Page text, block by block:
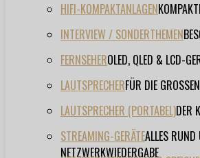
HIFI-KOMPAKTANLAGEN
INTERVIEW / SONDERTHEMEN
FERNSEHEROLED, QLED & LCD-
LAUTSPRECHERFÜR DIE
LAUTSPRECHER (PORTABEL)DER
STREAMING-GERÄTEALLES RUND
NETZWERKWIEDERGABE